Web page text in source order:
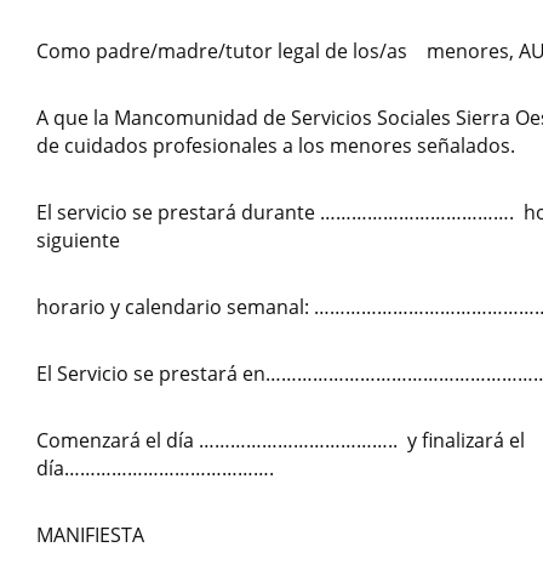
Como padre/madre/tutor legal de los/as menores,
A que la Mancomunidad de Servicios Sociales Sierra
de cuidados profesionales a los menores señalados.
El servicio se prestará durante ……………………………….
siguiente
horario y calendario semanal:
El Servicio se prestará
Comenzará el día ……………………………….. y finalizará el
día………………………………….
MANIFIESTA